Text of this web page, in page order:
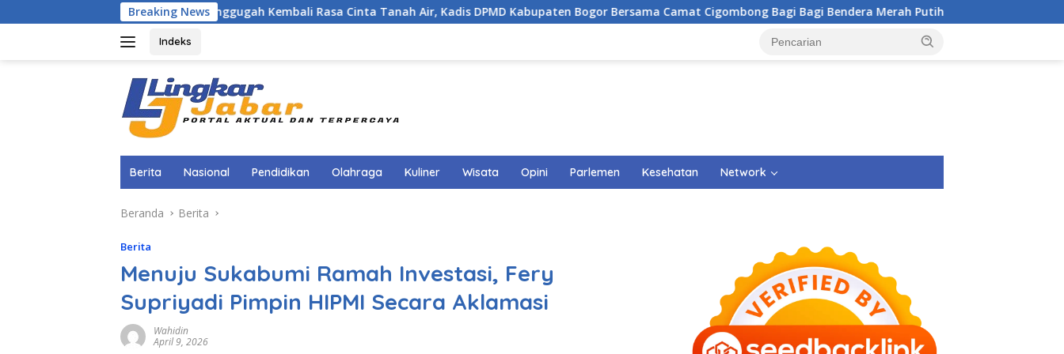
ke
Breaking News
Menggugah Kembali Rasa Cinta Tanah Air, Kadis DPMD Kabupaten Bogor Bersama Camat Cigombong Bagi Bagi Bendera Merah Putih Kepada Masyarakat Dan Pengguna Jalan.
Indeks
Berita Nasional Pendidikan Olahraga Kuliner Wisata Opini Parlemen Kesehatan Network
Beranda Berita
Berita
Menuju Sukabumi Ramah Investasi, Fery
Supriyadi Pimpin HIPMI Secara Aklamasi
Wahidin
April 9, 2026